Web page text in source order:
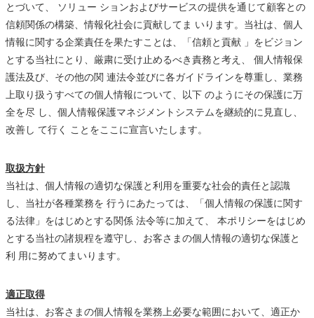
とづいて、 ソリュー ションおよびサービスの提供を通じて顧客との
信頼関係の構築、情報化社会に貢献してま いります。当社は、個人
情報に関する企業責任を果たすことは、「信頼と貢献 」をビジョン
とする当社にとり、厳粛に受け止めるべき責務と考え、 個人情報保
護法及び、その他の関 連法令並びに各ガイドラインを尊重し、業務
上取り扱うすべての個人情報について、以下 のようにその保護に万
全を尽 し、個人情報保護マネジメントシステムを継続的に見直し、
改善し て行く ことをここに宣言いたします。
取扱方針
当社は、個人情報の適切な保護と利用を重要な社会的責任と認識
し、当社が各種業務を 行うにあたっては、「個人情報の保護に関す
る法律」をはじめとする関係 法令等に加えて、 本ポリシーをはじめ
とする当社の諸規程を遵守し、お客さまの個人情報の適切な保護と
利 用に努めてまいります。
適正取得
当社は、お客さまの個人情報を業務上必要な範囲において、適正か